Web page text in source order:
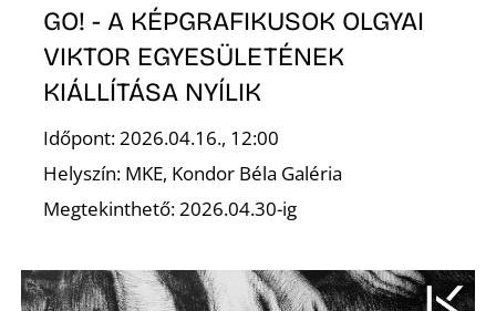
GO! - A KÉPGRAFIKUSOK OLGYAI
VIKTOR EGYESÜLETÉNEK
KIÁLLÍTÁSA NYÍLIK
Időpont: 2026.04.16., 12:00
Helyszín: MKE, Kondor Béla Galéria
Megtekinthető: 2026.04.30-ig